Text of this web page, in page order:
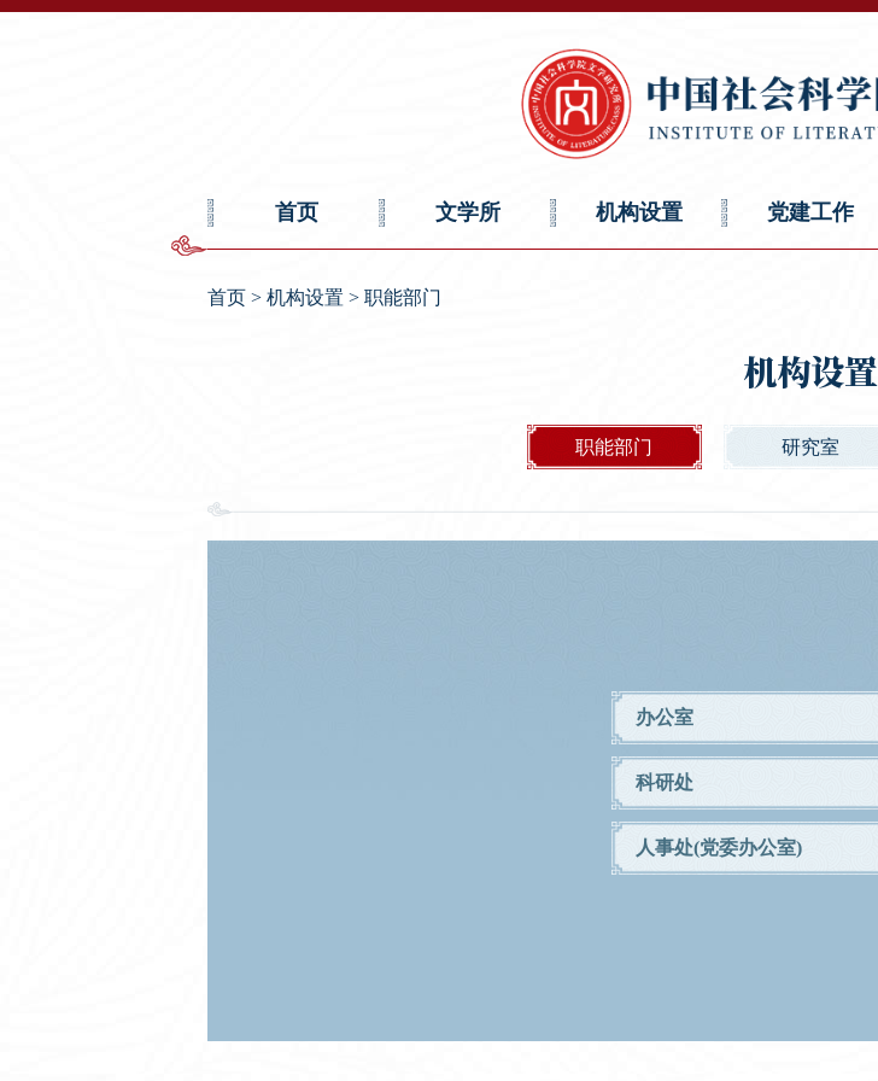
首页 文学所 机构设置 党建工作
首页 > 机构设置 > 职能部门
机构设置
职能部门 研究室
办公室
科研处
人事处(党委办公室)